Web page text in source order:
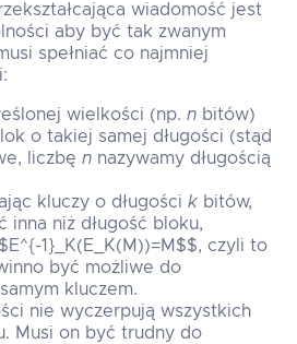
wiadomość jest
aby być tak zwanym
spełniać co najmniej
wielkości (np.n bitów)
o takiej samej długości (stąd
liczbęn nazywamy długością
kluczy o długościk bitów,
inna niż długość bloku,
1}_K(E_K(M))=M$$, czyli to
być możliwe do
kluczem.
nie wyczerpują wszystkich
Musi on być trudny do